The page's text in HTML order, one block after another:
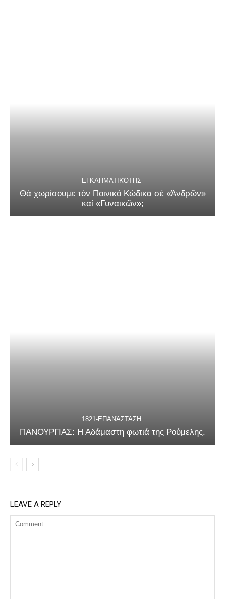
ΕΓΚΛΗΜΑΤΙΚΌΤΗΣ
Θά χωρίσουμε τόν Ποινικό Κώδικα σέ «Ἀνδρῶν»
καί «Γυναικῶν»;
1821-ΕΠΑΝΆΣΤΑΣΗ
ΠΑΝΟΥΡΓΙΑΣ: Η Αδάμαστη φωτιά της Ρούμελης.
LEAVE A REPLY